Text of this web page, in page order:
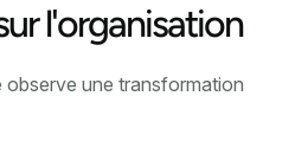
l'organisation
une transformation